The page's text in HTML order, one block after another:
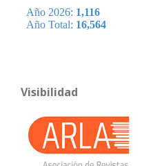
Visibilidad